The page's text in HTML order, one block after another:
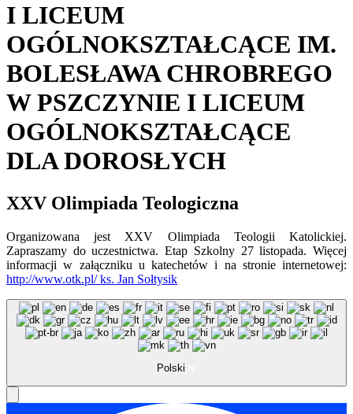
I LICEUM
OGÓLNOKSZTAŁCĄCE IM.
BOLESŁAWA CHROBREGO
W PSZCZYNIE I LICEUM
OGÓLNOKSZTAŁCĄCE
DLA DOROSŁYCH
XXV Olimpiada Teologiczna
Organizowana jest XXV Olimpiada Teologii Katolickiej.
Zapraszamy do uczestnictwa. Etap Szkolny 27 listopada. Więcej
informacji w załączniku u katechetów i na stronie internetowej:
http://www.otk.pl/ ks. Jan Sołtysik
Polski